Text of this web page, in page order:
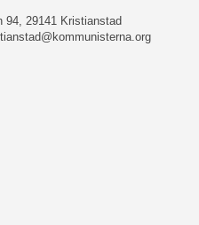
94, 29141 Kristianstad